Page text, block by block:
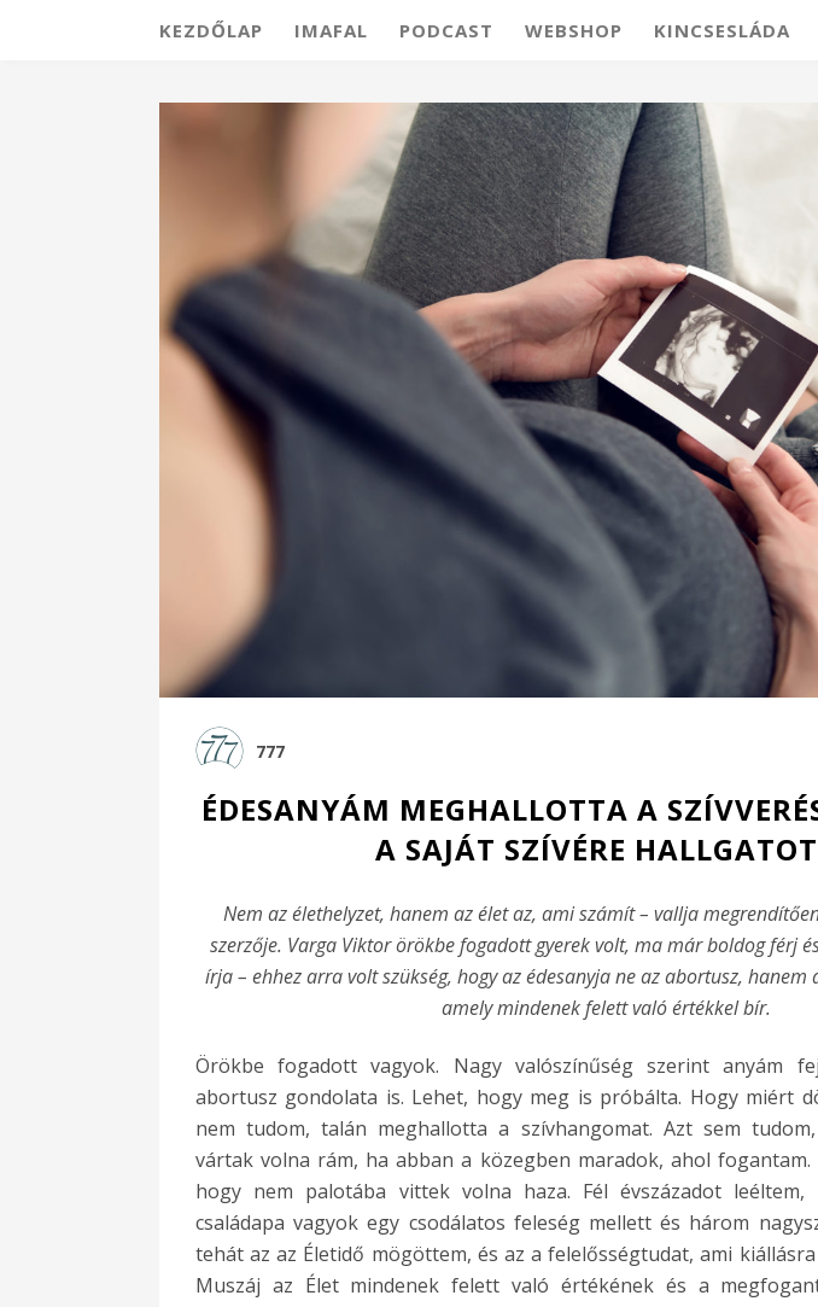
KEZDŐLAP IMAFAL PODCAST WEBSHOP KINCSESLÁDA
777
ÉDESANYÁM MEGHALLOTTA A
A SAJÁT SZÍVÉRE
Nem az élethelyzet, hanem az élet az, ami számít – vallja
szerzője. Varga Viktor örökbe fogadott gyerek volt, ma már boldog férj
írja – ehhez arra volt szükség, hogy az édesanyja ne az abortusz,
amely mindenek felett való értékkel bír.
Örökbe fogadott vagyok. Nagy valószínűség szerint anyám
abortusz gondolata is. Lehet, hogy meg is próbálta. Hogy miért
nem tudom, talán meghallotta a szívhangomat. Azt sem
vártak volna rám, ha abban a közegben maradok, ahol fogantam.
hogy nem palotába vittek volna haza. Fél évszázadot
családapa vagyok egy csodálatos feleség mellett és három
tehát az az Életidő mögöttem, és az a felelősségtudat, ami
Muszáj az Élet mindenek felett való értékének és a